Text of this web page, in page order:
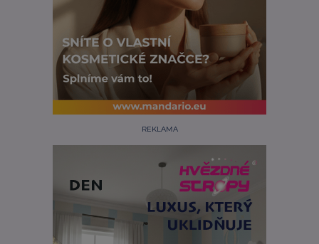
REKLAMA